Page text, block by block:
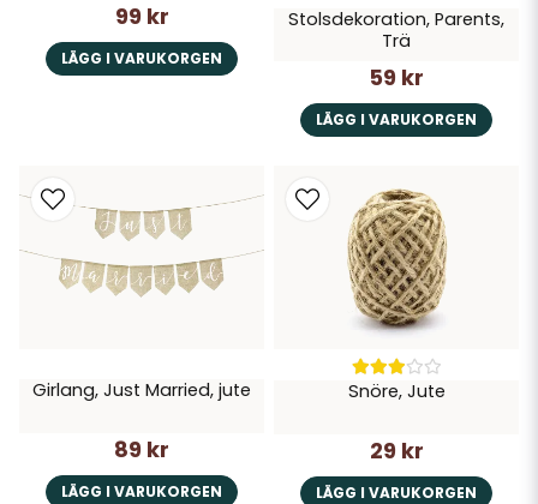
99 kr
LÄGG I VARUKORGEN
Stolsdekoration, Parents,
Trä
59 kr
LÄGG I VARUKORGEN
Girlang, Just Married, jute
89 kr
LÄGG I VARUKORGEN
Snöre, Jute
29 kr
LÄGG I VARUKORGEN